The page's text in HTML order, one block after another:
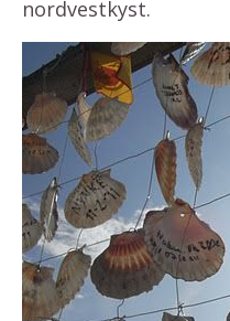
nordvestkyst.